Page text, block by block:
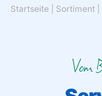
Startseite Sortiment
Vom